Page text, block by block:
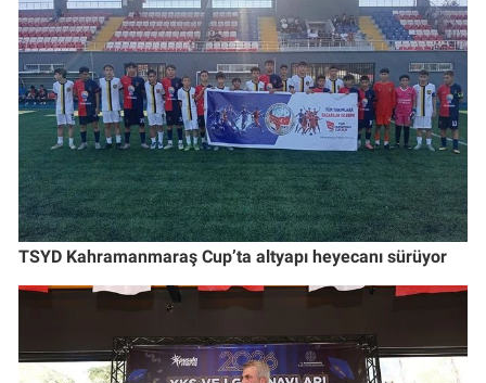
TSYD Kahramanmaraş Cup’ta altyapı heyecanı sürüyor